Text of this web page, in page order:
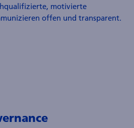
motivierte
offen und transparent.